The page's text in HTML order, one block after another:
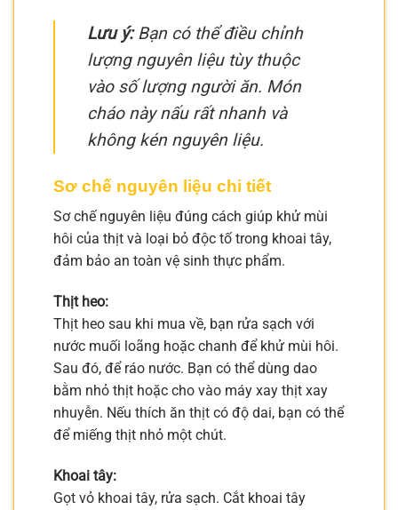
Lưu ý:Bạn có thể điều chỉnh
lượng nguyên liệu tùy thuộc
vào số lượng người ăn. Món
cháo này nấu rất nhanh và
không kén nguyên liệu.
Sơ chế nguyên liệu chi tiết
Sơ chế nguyên liệu đúng cách giúp khử mùi
hôi của thịt và loại bỏ độc tố trong khoai tây,
đảm bảo an toàn vệ sinh thực phẩm.
Thịt heo:
Thịt heo sau khi mua về, bạn rửa sạch với
nước muối loãng hoặc chanh để khử mùi hôi.
Sau đó, để ráo nước. Bạn có thể dùng dao
bằm nhỏ thịt hoặc cho vào máy xay thịt xay
nhuyễn. Nếu thích ăn thịt có độ dai, bạn có thể
để miếng thịt nhỏ một chút.
Khoai tây:
Gọt vỏ khoai tây, rửa sạch. Cắt khoai tây